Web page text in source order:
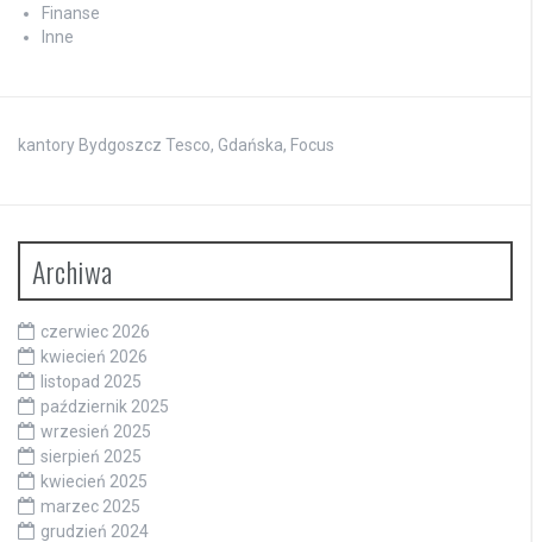
Finanse
Inne
kantory Bydgoszcz Tesco, Gdańska, Focus
Archiwa
czerwiec 2026
kwiecień 2026
listopad 2025
październik 2025
wrzesień 2025
sierpień 2025
kwiecień 2025
marzec 2025
grudzień 2024